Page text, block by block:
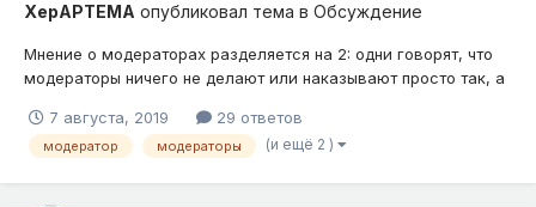
XepAPTEMA опубликовал тема в Обсуждение
Мнение о модераторах разделяется на 2: одни говорят, что
модераторы ничего не делают или наказывают просто так, а
добро превышает зло ^_^. Лично я ближе ко второму, но
также интересно узнать ваше мнение по этому поводу.
7 августа, 2019 29 ответов
модератор модераторы (и ещё 2 )